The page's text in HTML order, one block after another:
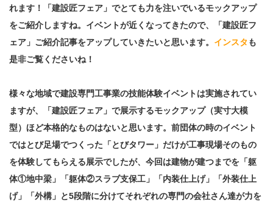
れます！「建設匠フェア」でとても力を注いでいるモックアップ
をご紹介しますね。イベントが近くなってきたので、「建設匠フ
ェア」ご紹介記事をアップしていきたいと思います。 インスタ も
是非ご覧くださいね！
様々な地域で建設専門工事業の技能体験イベントは実施されてい
ますが、「建設匠フェア」で展示するモックアップ（実寸大模
型）ほど本格的なものはないと思います。前団体の時のイベント
ではとび足場でつくった「とびタワー」だけが工事現場そのもの
を体験してもらえる展示でしたが、今回は建物が建つまでを「躯
体①地中梁」「躯体②スラブ支保工」「内装仕上げ」「外装仕上
げ」「外構」と5段階に分けてそれぞれの専門の会社さん達が力を